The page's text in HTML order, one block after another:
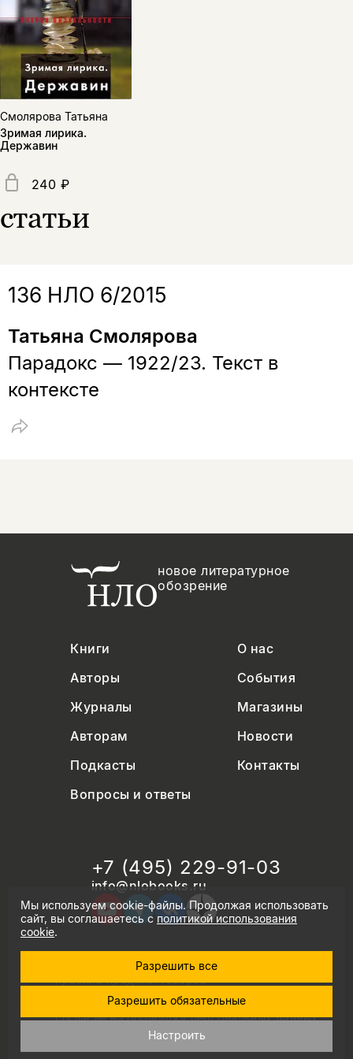
Смолярова Татьяна
Зримая лирика.
Державин
240 ₽
статьи
136 НЛО 6/2015
Татьяна Смолярова
Парадокс — 1922/23. Текст в
контексте
новое литературное
обозрение
Книги
О нас
Авторы
События
Журналы
Магазины
Авторам
Новости
Подкасты
Контакты
Вопросы и ответы
+7 (495) 229-91-03
info@nlobooks.ru
© Новое литературное обозрение. 2026
правила продажи товаров
политика использования cookie
согласие на обработку персональных данных
дизайн Дмитрия Черногаева
разработка и запуск:
Копировать
Мы используем cookie-файлы. Продолжая использовать
сайт, вы соглашаетесь сполитикой использования
cookie.
Разрешить все
Разрешить обязательные
Настроить